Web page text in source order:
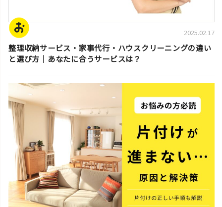
2025.02.17
整理収納サービス・家事代行・ハウスクリーニングの違い
と選び方｜あなたに合うサービスは？
片付けの基本